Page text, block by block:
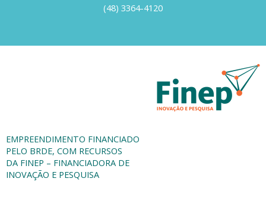
(48) 3364-4120
EMPREENDIMENTO FINANCIADO
PELO BRDE, COM RECURSOS
DA FINEP – FINANCIADORA DE
INOVAÇÃO E PESQUISA